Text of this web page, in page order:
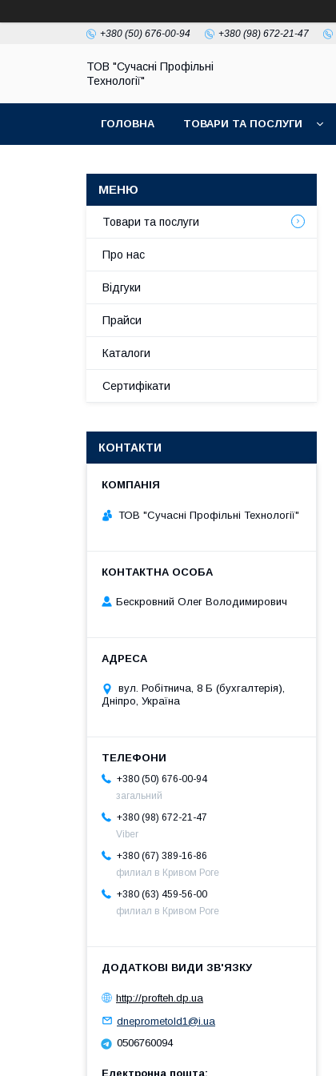
+380 (50) 676-00-94 +380 (98) 672-21-47
ТОВ "Сучасні Профільні
Технології"
ГОЛОВНА ТОВАРИ ТА ПОСЛУГИ
Товари та послуги
Про нас
Відгуки
Прайси
Каталоги
Сертифікати
КОНТАКТИ
ТОВ "Сучасні Профільні Технології"
Бескровний Олег Володимирович
вул. Робітнича, 8 Б (бухгалтерія),
Дніпро, Україна
+380 (50) 676-00-94
загальний
+380 (98) 672-21-47
Viber
+380 (67) 389-16-86
филиал в Кривом Роге
+380 (63) 459-56-00
филиал в Кривом Роге
http://profteh.dp.ua
dneprometold1@i.ua
0506760094
Електронна пошта